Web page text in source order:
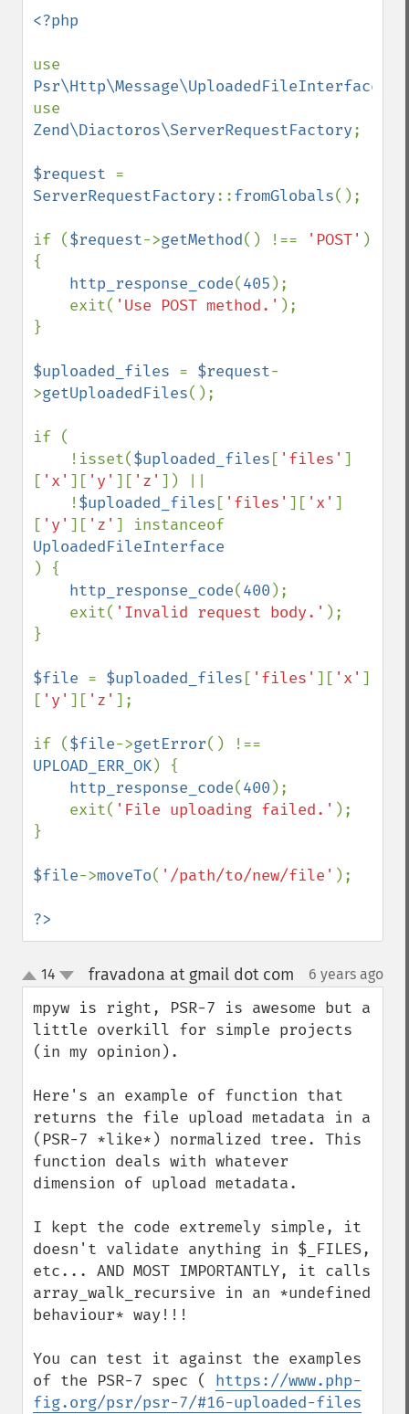
<?php
Psr\Http\Message\UploadedFileInterface
Zend\Diactoros\ServerRequestFactory;
$request
ServerRequestFactory::fromGlobals();
if ($request->getMethod() !== 'POST' )
{
http_response_code(405 );
    exit(
'Use POST method.' );
}
$uploaded_files = $request-
>getUploadedFiles();
if (
    !isset(
$uploaded_files [ 'files' ]
[ 'x' ][ 'y' ][ 'z' ]) ||
    !
$uploaded_files [ 'files' ][ 'x' ]
[ 'y' ][ 'z'
) {
http_response_code(400 );
    exit(
'Invalid request body.' );
}
$file = $uploaded_files [ 'files' ][ 'x' ]
[ 'y' ][ 'z' ];
if ($file->getError
UPLOAD_ERR_OK) {
http_response_code(400 );
    exit(
'File uploading failed.' );
}
$file->moveTo( '/path/to/new/file' );
?>
up
down
14 fravadona at gmail dot com 6 years ago
mpyw is right, PSR-7 is awesome but a
little overkill for simple projects
(in my opinion).
Here's an example of function that
returns the file upload metadata in a
(PSR-7 *like*) normalized tree. This
function deals with whatever
dimension of upload metadata.
I kept the code extremely simple, it
doesn't validate anything in $_FILES,
etc... AND MOST IMPORTANTLY, it calls
array_walk_recursive in an *undefined
behaviour* way!!!
You can test it against the examples
of the PSR-7 spec ( https://www.php-
fig.org/psr/psr-7/#16-uploaded-files